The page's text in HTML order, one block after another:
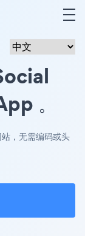
。
，无需编码或头